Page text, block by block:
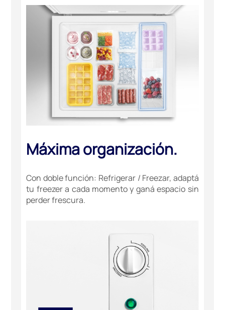
Máxima organización.
Con doble función: Refrigerar / Freezar, adaptá
tu freezer a cada momento y ganá espacio sin
perder frescura.